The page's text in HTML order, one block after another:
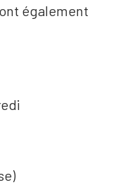
également